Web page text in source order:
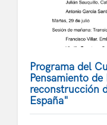
Programa del
Pensamiento
reconstrucción
España"